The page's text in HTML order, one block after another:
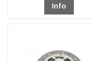
Info